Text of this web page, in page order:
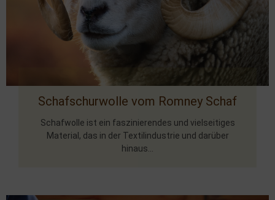
Schafschurwolle vom Romney Schaf
Schafwolle ist ein faszinierendes und vielseitiges
Material, das in der Textilindustrie und darüber
hinaus...